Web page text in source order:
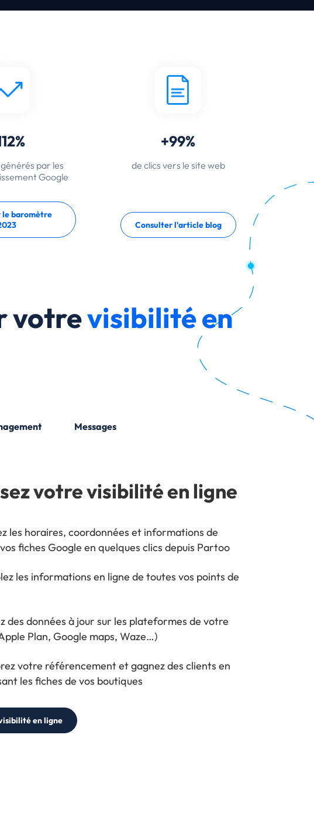
par les
Google
le baromètre
+99%
de clics vers le site web
Consulter l'article blog
votrevisibilité en
Messages
votre visibilité en ligne
les horaires, coordonnées et informations de
fiches Google en quelques clics depuis Partoo
les informations en ligne de toutes vos points de
des données à jour sur les plateformes de votre
Plan, Google maps, Waze…)
votre référencement et gagnez des clients en
les fiches de vos boutiques
en ligne